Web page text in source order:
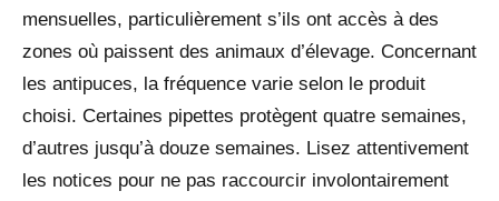
mensuelles, particulièrement s’ils ont accès à des
zones où paissent des animaux d’élevage. Concernant
les antipuces, la fréquence varie selon le produit
choisi. Certaines pipettes protègent quatre semaines,
d’autres jusqu’à douze semaines. Lisez attentivement
les notices pour ne pas raccourcir involontairement